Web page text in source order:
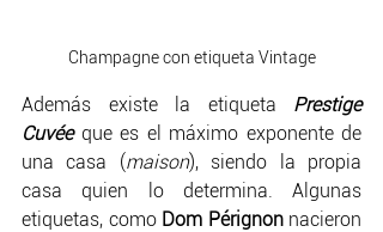
Champagne con etiqueta Vintage
Además existe la etiqueta Prestige
Cuvée que es el máximo exponente de
una casa (maison), siendo la propia
casa quien lo determina. Algunas
etiquetas, como Dom Pérignon nacieron